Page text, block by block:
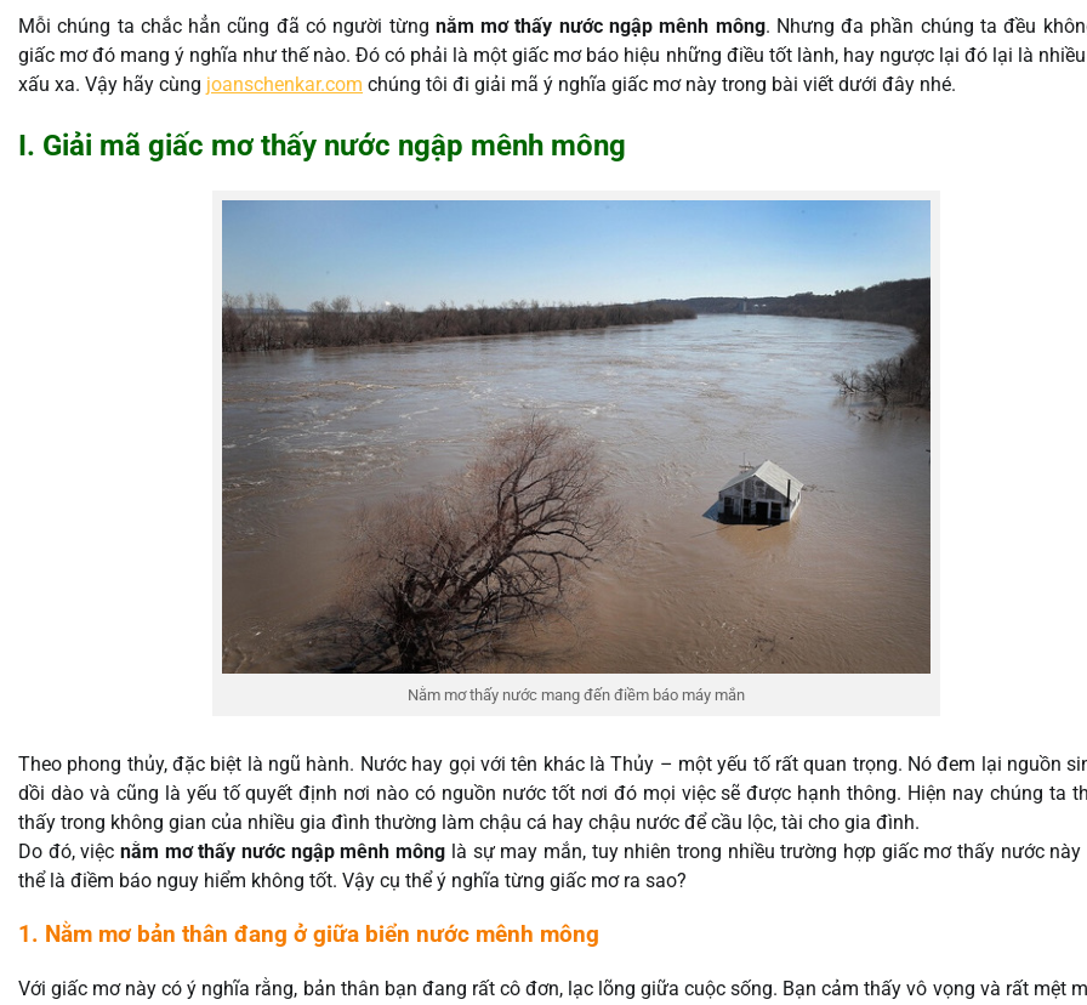
Mỗi chúng ta chắc hẳn cũng đã có người từng nằm mơ thấy nước ngập mênh mông. Nhưng đa phần chúng ta đều
giấc mơ đó mang ý nghĩa như thế nào. Đó có phải là một giấc mơ báo hiệu những điều tốt lành, hay ngược lại đó lại là
xấu xa. Vậy hãy cùng joanschenkar.com chúng tôi đi giải mã ý nghĩa giấc mơ này trong bài viết dưới đây nhé.
I. Giải mã giấc mơ thấy nước ngập mênh mông
Nằm mơ thấy nước mang đến điềm báo máy mắn
Theo phong thủy, đặc biệt là ngũ hành. Nước hay gọi với tên khác là Thủy – một yếu tố rất quan trọng. Nó đem lại nguồn
dồi dào và cũng là yếu tố quyết định nơi nào có nguồn nước tốt nơi đó mọi việc sẽ được hạnh thông. Hiện nay chúng ta
thấy trong không gian của nhiều gia đình thường làm chậu cá hay chậu nước để cầu lộc, tài cho gia đình.
Do đó, việcnằm mơ thấy nước ngập mênh mông là sự may mắn, tuy nhiên trong nhiều trường hợp giấc mơ thấy nước này
thể là điềm báo nguy hiểm không tốt. Vậy cụ thể ý nghĩa từng giấc mơ ra sao?
1. Nằm mơ bản thân đang ở giữa biển nước mênh mông
Với giấc mơ này có ý nghĩa rằng, bản thân bạn đang rất cô đơn, lạc lõng giữa cuộc sống. Bạn cảm thấy vô vọng và rất mệt